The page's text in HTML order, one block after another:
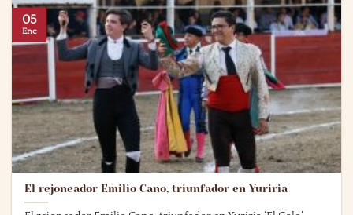
El rejoneador Emilio Cano, triunfador en Yuriria
05
Ene